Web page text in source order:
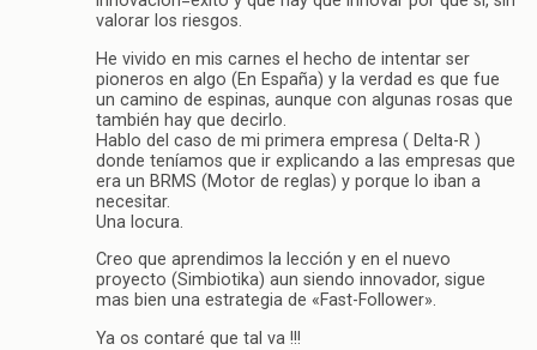
valorar los riesgos.
He vivido en mis carnes el hecho de intentar ser
pioneros en algo (En España) y la verdad es que fue
un camino de espinas, aunque con algunas rosas que
también hay que decirlo.
Hablo del caso de mi primera empresa ( Delta-R )
donde teníamos que ir explicando a las empresas que
era un BRMS (Motor de reglas) y porque lo iban a
necesitar.
Una locura.
Creo que aprendimos la lección y en el nuevo
proyecto (Simbiotika) aun siendo innovador, sigue
mas bien una estrategia de «Fast-Follower».
Ya os contaré que tal va !!!